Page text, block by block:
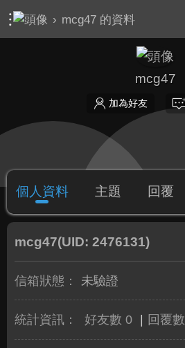
› mcg47 的資料
mcg47
加為好友
個人資料 主題 回覆
mcg47(UID: 2476131)
信箱狀態： 未驗證
統計資訊： 好友數 0 回覆